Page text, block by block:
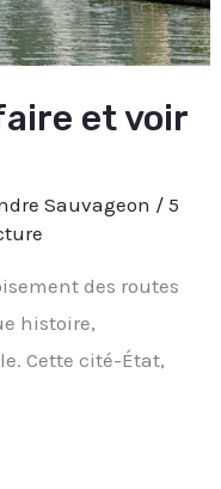
et voir
Sauvageon /5
des routes
histoire,
Cette cité-État,